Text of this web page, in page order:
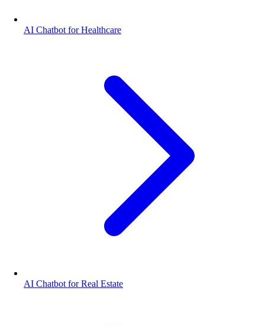
AI Chatbot for Healthcare
AI Chatbot for Real Estate